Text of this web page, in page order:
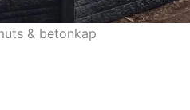
& betonkap